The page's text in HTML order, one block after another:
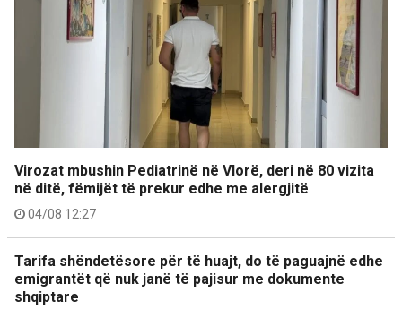
Virozat mbushin Pediatrinë në Vlorë, deri në 80 vizita
në ditë, fëmijët të prekur edhe me alergjitë
04/08 12:27
Tarifa shëndetësore për të huajt, do të paguajnë edhe
emigrantët që nuk janë të pajisur me dokumente
shqiptare